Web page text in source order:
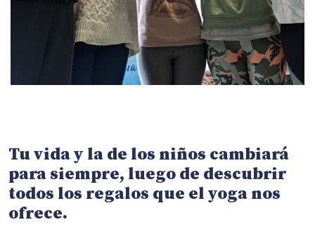
Tu vida y la de los niños cambiará
para siempre, luego de descubrir
todos los regalos que el yoga nos
ofrece.